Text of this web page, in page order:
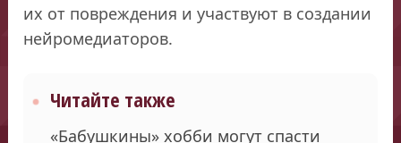
их от повреждения и участвуют в создании
нейромедиаторов.
Читайте также
«Бабушкины» хобби могут спасти